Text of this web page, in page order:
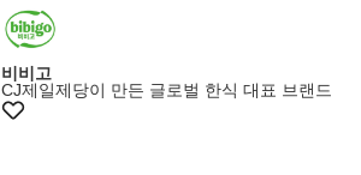
비비고
CJ제일제당이 만든 글로벌 한식 대표 브랜드